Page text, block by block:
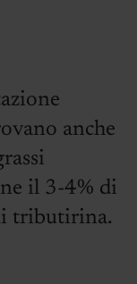
anche
il 3-4% di
tributirina.